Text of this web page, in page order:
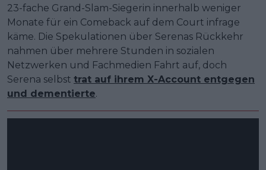
23-fache Grand-Slam-Siegerin innerhalb weniger
Monate für ein Comeback auf dem Court infrage
käme. Die Spekulationen über Serenas Rückkehr
nahmen über mehrere Stunden in sozialen
Netzwerken und Fachmedien Fahrt auf, doch
Serena selbst trat auf ihrem X-Account entgegen
und dementierte.